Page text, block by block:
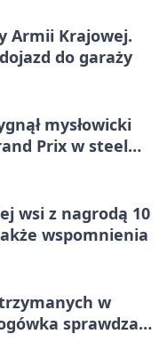
Armii Krajowej.
do garaży
mysłowicki
Prix w steel
wsi z nagrodą 10
wspomnienia
w
sprawdzała